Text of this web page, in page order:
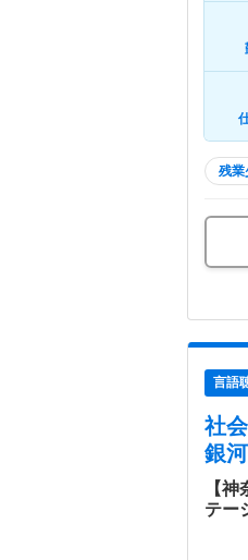
残業
言語
社
銀
【
テー